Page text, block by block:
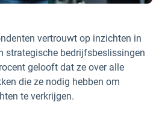
vertrouwt op inzichten in
strategische bedrijfsbeslissingen
gelooft dat ze over alle
die ze nodig hebben om
te verkrijgen.